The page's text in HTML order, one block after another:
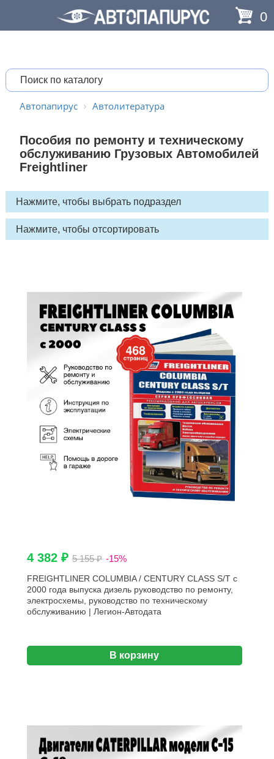
0
Автопапирус Автолитература
Пособия по ремонту и техническому
обслуживанию Грузовых Автомобилей
Freightliner
4 382 ₽ 5 155 ₽ -15%
FREIGHTLINER COLUMBIA / CENTURY CLASS S/T с
2000 года выпуска дизель руководство по ремонту,
электросхемы, руководство по техническому
обслуживанию | Легион-Aвтодата
В корзину